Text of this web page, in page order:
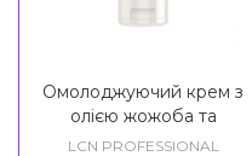
Омолоджуючий крем з
олією жожоба та
еластином LCN Anti - Age
LCN PROFESSIONAL